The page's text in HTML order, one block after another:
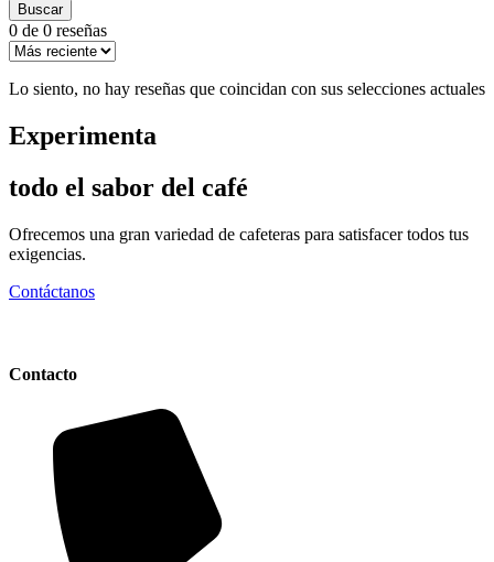
Buscar
0 de 0 reseñas
Lo siento, no hay reseñas que coincidan con sus selecciones actuales
Experimenta
todo el sabor del café
Ofrecemos una gran variedad de cafeteras para satisfacer todos tus
exigencias.
Contáctanos
Contacto